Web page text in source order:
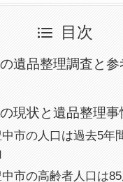
目次
遺品整理調査と
現状と遺品整理事
中市の人口は過去5年
中市の高齢者人口は